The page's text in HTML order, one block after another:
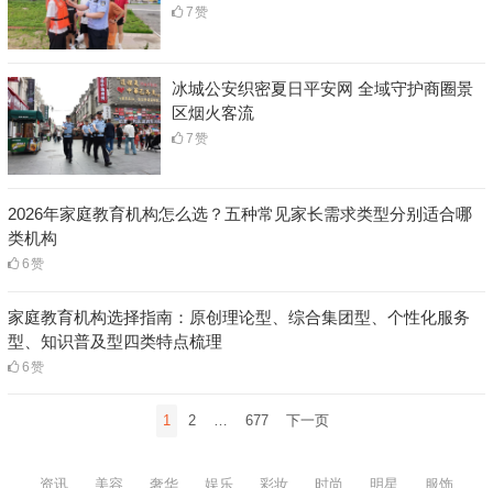
7赞
冰城公安织密夏日平安网 全域守护商圈景
区烟火客流
7赞
2026年家庭教育机构怎么选？五种常见家长需求类型分别适合哪
类机构
6赞
家庭教育机构选择指南：原创理论型、综合集团型、个性化服务
型、知识普及型四类特点梳理
6赞
1 2 … 677 下一页
资讯 美容 奢华 娱乐 彩妆 时尚 明星 服饰